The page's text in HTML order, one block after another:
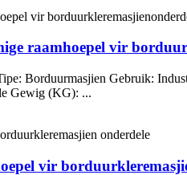
raamhoepel vir
Borduurmasjien Gebruik:
Gewig (KG): ...
vir